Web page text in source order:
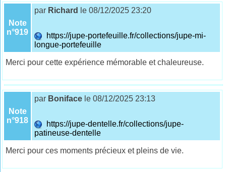
Note
n°919
par Richard le 08/12/2025 23:20
https://jupe-portefeuille.fr/collections/jupe-mi-
longue-portefeuille
Merci pour cette expérience mémorable et chaleureuse.
Note
n°918
par Boniface le 08/12/2025 23:13
https://jupe-dentelle.fr/collections/jupe-
patineuse-dentelle
Merci pour ces moments précieux et pleins de vie.